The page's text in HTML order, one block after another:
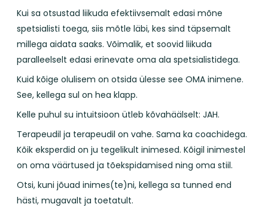
Kui sa otsustad liikuda efektiivsemalt edasi mõne
spetsialisti toega, siis mõtle läbi, kes sind täpsemalt
millega aidata saaks. Võimalik, et soovid liikuda
paralleelselt edasi erinevate oma ala spetsialistidega.
Kuid kõige olulisem on otsida ülesse see OMA inimene.
See, kellega sul on hea klapp.
Kelle puhul su intuitsioon ütleb kõvahäälselt: JAH.
Terapeudil ja terapeudil on vahe. Sama ka coachidega.
Kõik eksperdid on ju tegelikult inimesed. Kõigil inimestel
on oma väärtused ja tõekspidamised ning oma stiil.
Otsi, kuni jõuad inimes(te)ni, kellega sa tunned end
hästi, mugavalt ja toetatult.